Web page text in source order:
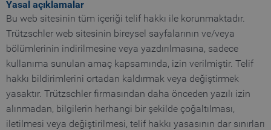
Yasal açıklamalar
Bu web sitesinin tüm içeriği telif hakkı ile korunmaktadır.
Trützschler web sitesinin bireysel sayfalarının ve/veya
bölümlerinin indirilmesine veya yazdırılmasına, sadece
kullanıma sunulan amaç kapsamında, izin verilmiştir. Telif
hakkı bildirimlerini ortadan kaldırmak veya değiştirmek
yasaktır. Trützschler firmasından daha önceden yazılı izin
alınmadan, bilgilerin herhangi bir şekilde çoğaltılması,
iletilmesi veya değiştirilmesi, telif hakkı yasasının dar sınırları